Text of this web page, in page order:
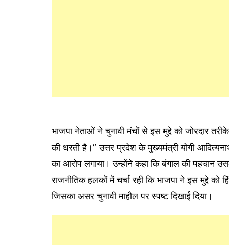
भाजपा नेताओं ने चुनावी मंचों से इस मुद्दे को जोरदार
की धरती है।” उत्तर प्रदेश के मुख्यमंत्री योगी
का आरोप लगाया। उन्होंने कहा कि बंगाल की पहचान
राजनीतिक हलकों में चर्चा रही कि भाजपा ने इस मुद्दे
जिसका असर चुनावी माहौल पर स्पष्ट दिखाई दिया।